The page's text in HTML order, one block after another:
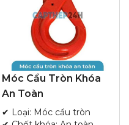
Móc Cẩu Tròn Khóa
An Toàn
✔ Loại: Móc cẩu tròn